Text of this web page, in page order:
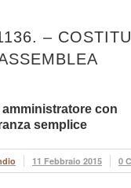
–
amministratore con
semplice
11 Febbraio 2015 0